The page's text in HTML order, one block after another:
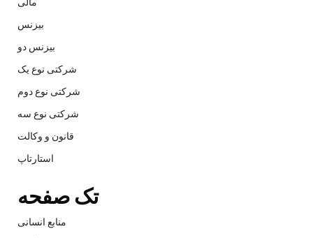
بیزنس
بیزنس دو
شرکتی نوع یک
شرکتی نوع دوم
شرکتی نوع سه
قانون و وکالت
استارتاپ
تک صفحه
منابع انسانی